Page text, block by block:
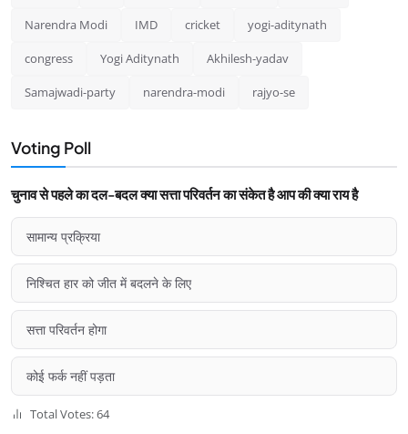
Narendra Modi IMD cricket yogi-aditynath
congress Yogi Aditynath Akhilesh-yadav
Samajwadi-party narendra-modi rajyo-se
Voting Poll
चुनाव से पहले का दल-बदल क्या सत्ता परिवर्तन का संकेत है आप की क्या राय है
सामान्य प्रक्रिया
निश्चित हार को जीत में बदलने के लिए
सत्ता परिवर्तन होगा
कोई फर्क नहीं पड़ता
Total Votes: 64